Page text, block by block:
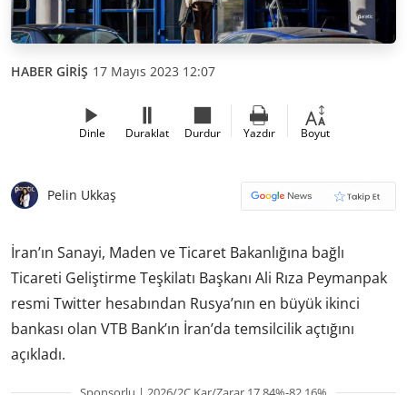
HABER GİRİŞ 17 Mayıs 2023 12:07
Dinle Duraklat Durdur Yazdır Boyut
Pelin Ukkaş
İran’ın Sanayi, Maden ve Ticaret Bakanlığına bağlı
Ticareti Geliştirme Teşkilatı Başkanı Ali Rıza Peymanpak
resmi Twitter hesabından Rusya’nın en büyük ikinci
bankası olan VTB Bank’ın İran’da temsilcilik açtığını
açıkladı.